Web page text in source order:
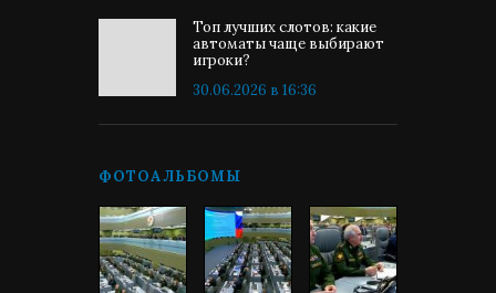
Топ лучших слотов: какие
автоматы чаще выбирают
игроки?
30.06.2026 в 16:36
ФОТОАЛЬБОМЫ